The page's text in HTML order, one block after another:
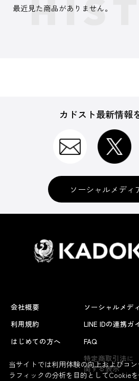
最近見た商品がありません。
カドスト最新情報
ソーシャルメディ
会社概要
利用規約
はじめての方へ
ソーシャルメデ
LINE IDの連携ガ
FAQ
特定商取引法に
関する表示
当サイトでは利用体験の向上およびコ
ラフィックの分析を目的としてCookie